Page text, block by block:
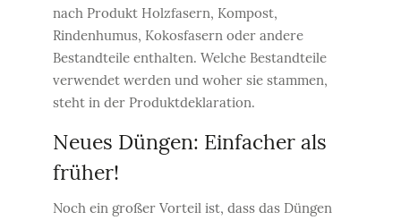
nach Produkt Holzfasern, Kompost,
Rindenhumus, Kokosfasern oder andere
Bestandteile enthalten. Welche Bestandteile
verwendet werden und woher sie stammen,
steht in der Produktdeklaration.
Neues Düngen: Einfacher als
früher!
Noch ein großer Vorteil ist, dass das Düngen